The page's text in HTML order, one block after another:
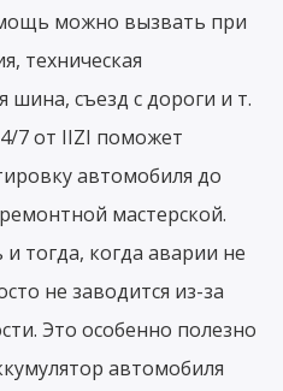
можно вызвать при
техническая
шина, съезд с дороги и т.
7 от IIZI поможет
автомобиля до
мастерской.
тогда, когда аварии не
не заводится из-за
Это особенно полезно
автомобиля